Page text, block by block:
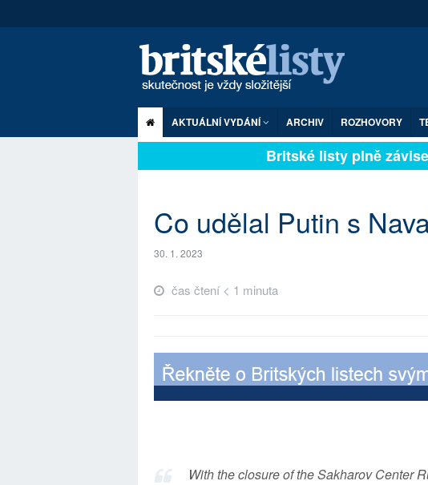
AKTUÁLNÍ VYDÁNÍ ARCHIV ROZHOVORY
Britské listy plně
Co udělal Putin s
30. 1. 2023
čas čtení < 1 minuta
With the closure of the Sakharov Center